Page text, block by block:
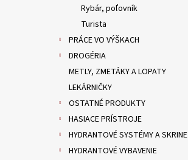
Rybár, poľovník
Turista
PRÁCE VO VÝŠKACH
DROGÉRIA
METLY, ZMETÁKY A LOPATY
LEKÁRNIČKY
OSTATNÉ PRODUKTY
HASIACE PRÍSTROJE
HYDRANTOVÉ SYSTÉMY A SKRINE
HYDRANTOVÉ VYBAVENIE